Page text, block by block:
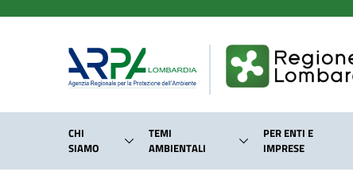
CHI
SIAMO
TEMI
AMBIENTALI
PER ENTI E
IMPRESE